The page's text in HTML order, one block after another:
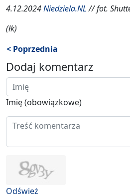
4.12.2024Niedziela.NL// fot.
(łk)
< Poprzednia
Dodaj komentarz
Imię (obowiązkowe)
Odśwież